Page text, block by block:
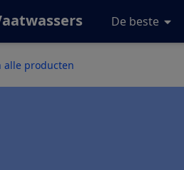
De beste
alle producten